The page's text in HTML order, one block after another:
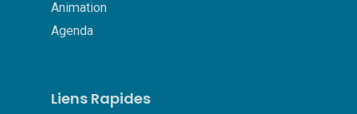
Animation
Agenda
Liens Rapides